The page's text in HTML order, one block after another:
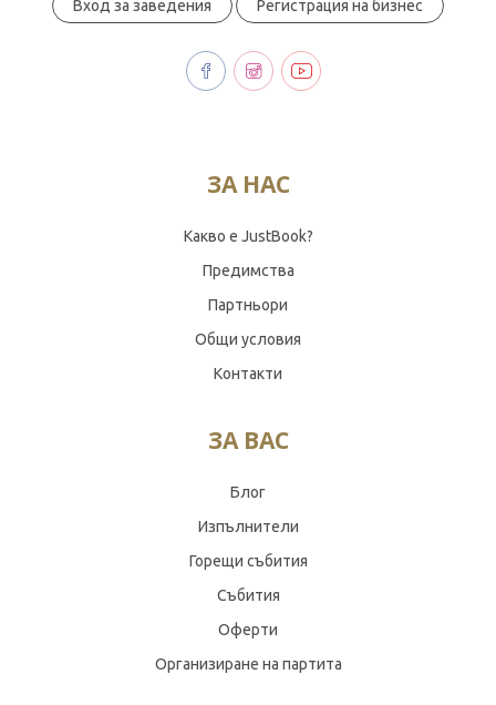
Вход за заведения Регистрация на бизнес
ЗА НАС
Какво е JustBook?
Предимства
Партньори
Общи условия
Контакти
ЗА ВАС
Блог
Изпълнители
Горещи събития
Събития
Оферти
Организиране на партита